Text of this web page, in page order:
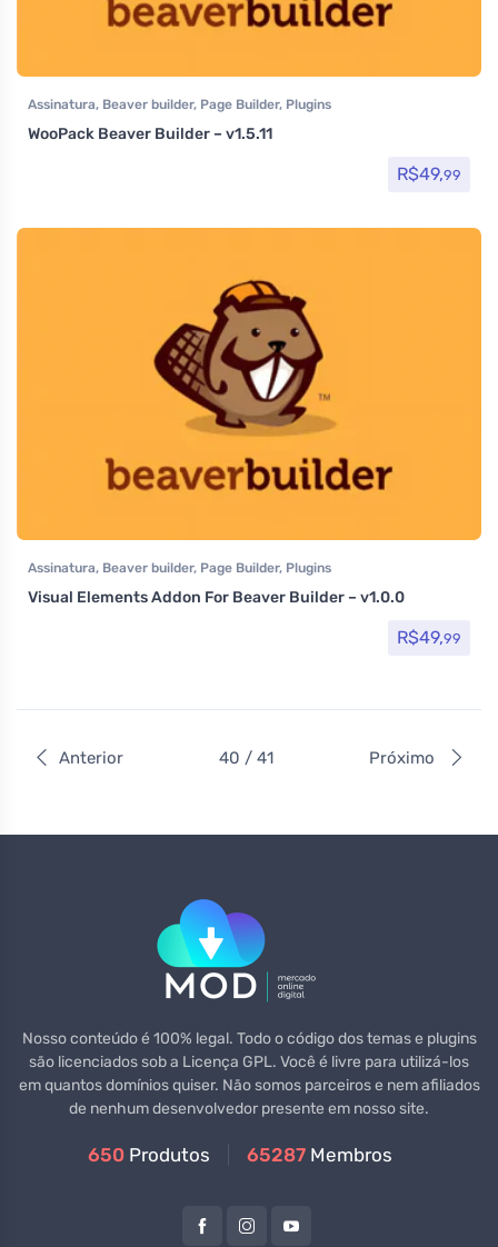
Assinatura, Beaver builder, Page Builder, Plugins
WooPack Beaver Builder – v1.5.11
R$49,99
Assinatura, Beaver builder, Page Builder, Plugins
Visual Elements Addon For Beaver Builder – v1.0.0
R$49,99
Anterior 40 / 41 Próximo
Nosso conteúdo é 100% legal. Todo o código dos temas e plugins
são licenciados sob a Licença GPL. Você é livre para utilizá-los
em quantos domínios quiser. Não somos parceiros e nem afiliados
de nenhum desenvolvedor presente em nosso site.
650 Produtos 65287 Membros